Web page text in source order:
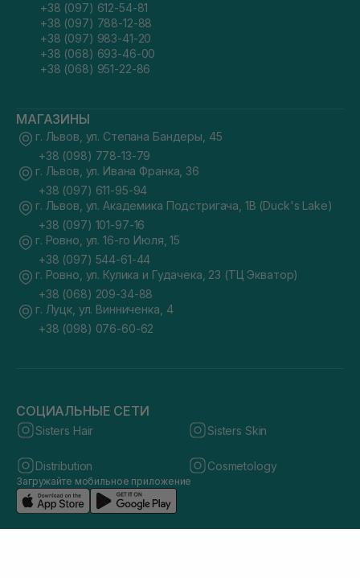
+38 (097) 612-54-81
+38 (097) 788-12-88
+38 (097) 983-41-20
+38 (068) 693-46-00
+38 (068) 951-22-86
МАГАЗИНЫ
г. Львов, ул. Степана Бандеры, 45
+38 (098) 778-13-79
г. Львов, ул. Ивана Франка, 36
+38 (097) 611-95-94
г. Львов, ул. Академика Подстригача, 1В (Duck's Lake)
+38 (097) 101-97-16
г. Ровно, ул. 16-го Июля, 15
+38 (097) 544-61-44
г. Ровно, ул. Кулика и Гудачека, 23 (ТЦ Экватор)
+38 (068) 209-34-88
г. Луцк, ул. Винниченка, 4
+38 (098) 076-60-62
СОЦИАЛЬНЫЕ СЕТИ
Sisters Hair Sisters Skin
Distribution Cosmetology
Загружайте мобильное приложение